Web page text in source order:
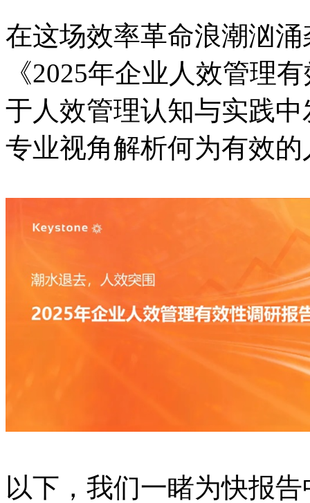
在这场效率革命浪潮汹
《2025年企业人效管理
于人效管理认知与实践
专业视角解析何为有效
以下，我们一睹为快报